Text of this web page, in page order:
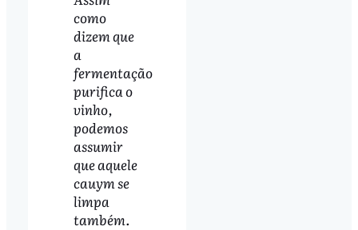
como
dizem que
a
fermentação
purifica o
vinho,
podemos
assumir
que aquele
cauym se
limpa
também.